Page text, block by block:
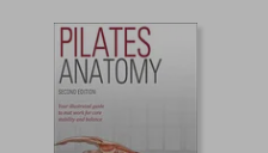
55%
dcto.